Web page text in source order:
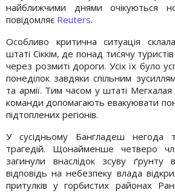
найближчими днями очікуються
повідомляє Reuters.
Особливо критична ситуація
штаті Сіккім, де понад тисячу
через розмиті дороги. Усіх їх було
понеділок завдяки спільним
та армії. Тим часом у штаті Мегхалая
команди допомагають евакуювати
підтоплених регіонів.
У сусідньому Бангладеш негода
трагедій. Щонайменше четверо
загинули внаслідок зсуву
відповідь на небезпеку влада
притулків у горбистих районах